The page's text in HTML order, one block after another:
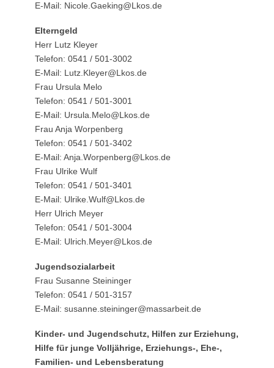
E-Mail: Nicole.Gaeking@Lkos.de
Elterngeld
Herr Lutz Kleyer
Telefon: 0541 / 501-3002
E-Mail: Lutz.Kleyer@Lkos.de
Frau Ursula Melo
Telefon: 0541 / 501-3001
E-Mail: Ursula.Melo@Lkos.de
Frau Anja Worpenberg
Telefon: 0541 / 501-3402
E-Mail: Anja.Worpenberg@Lkos.de
Frau Ulrike Wulf
Telefon: 0541 / 501-3401
E-Mail: Ulrike.Wulf@Lkos.de
Herr Ulrich Meyer
Telefon: 0541 / 501-3004
E-Mail: Ulrich.Meyer@Lkos.de
Jugendsozialarbeit
Frau Susanne Steininger
Telefon: 0541 / 501-3157
E-Mail: susanne.steininger@massarbeit.de
Kinder- und Jugendschutz, Hilfen zur Erziehung,
Hilfe für junge Volljährige, Erziehungs-, Ehe-,
Familien- und Lebensberatung